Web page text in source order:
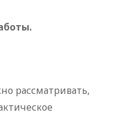
рассматривать,